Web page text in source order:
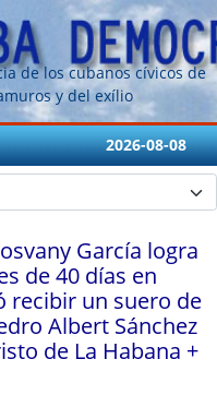
de los cubanos cívicos de
y del exílio
2026-08-08
García logra
de 40 días en
recibir un suero de
Albert Sánchez
de La Habana +